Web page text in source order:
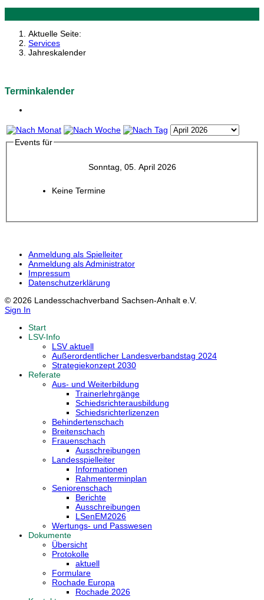
Aktuelle Seite:
Services
Jahreskalender
Terminkalender
Events für
Sonntag, 05. April 2026
Keine Termine
Anmeldung als Spielleiter
Anmeldung als Administrator
Impressum
Datenschutzerklärung
© 2026 Landesschachverband Sachsen-Anhalt e.V.
Sign In
Start
LSV-Info
LSV aktuell
Außerordentlicher Landesverbandstag 2024
Strategiekonzept 2030
Referate
Aus- und Weiterbildung
Trainerlehrgänge
Schiedsrichterausbildung
Schiedsrichterlizenzen
Behindertenschach
Breitenschach
Frauenschach
Ausschreibungen
Landesspielleiter
Informationen
Rahmenterminplan
Seniorenschach
Berichte
Ausschreibungen
LSenEM2026
Wertungs- und Passwesen
Dokumente
Übersicht
Protokolle
aktuell
Formulare
Rochade Europa
Rochade 2026